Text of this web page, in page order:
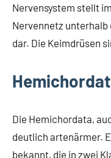
Nervensystem stellt
Nervennetz unterhalb
dar. Die Keimdrüsen
Die Hemichordata,
deutlich artenärmer.
bekannt, die in zwei